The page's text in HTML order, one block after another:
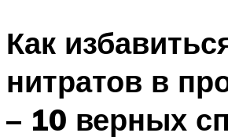
Как
нитратов в
– 10 верных